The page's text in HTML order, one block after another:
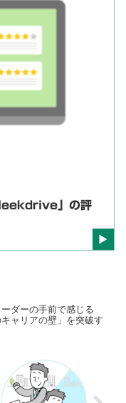
」の評
ダーの手前で感じる
キャリアの壁」を突破す